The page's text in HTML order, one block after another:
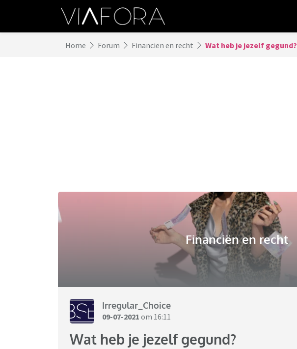
Home Forum Financiën en recht Wat heb je jezelf gegund?
Financiën en recht
Irregular_Choice
09-07-2021 om 16:11
Wat heb je jezelf gegund?